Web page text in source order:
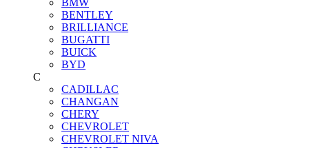
BENTLEY
BRILLIANCE
BUGATTI
BUICK
BYD
C
CADILLAC
CHANGAN
CHERY
CHEVROLET
CHEVROLET NIVA